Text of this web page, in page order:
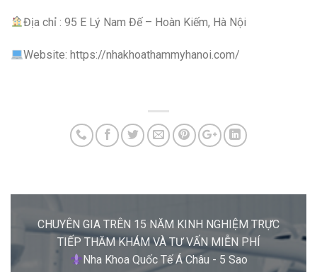
Địa chỉ : 95 E Lý Nam Đế – Hoàn Kiếm, Hà Nội
Website: https://nhakhoathammyhanoi.com/
CHUYÊN GIA TRÊN 15 NĂM KINH NGHIỆM TRỰC
TIẾP THĂM KHÁM VÀ TƯ VẤN MIỄN PHÍ
Nha Khoa Quốc Tế Á Châu - 5 Sao